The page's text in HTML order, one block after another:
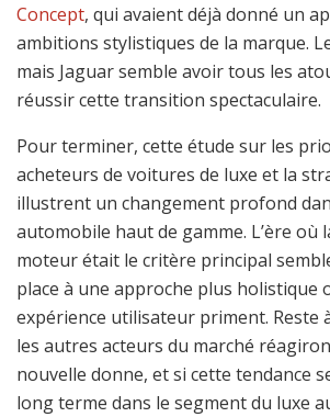
Concept, qui avaient déjà donné un
ambitions stylistiques de la marque.
mais Jaguar semble avoir tous les
réussir cette transition spectaculaire.
Pour terminer, cette étude sur les
acheteurs de voitures de luxe et la
illustrent un changement profond
automobile haut de gamme. L’ère où
moteur était le critère principal
place à une approche plus holistique
expérience utilisateur priment. Reste
les autres acteurs du marché
nouvelle donne, et si cette tendance
long terme dans le segment du luxe